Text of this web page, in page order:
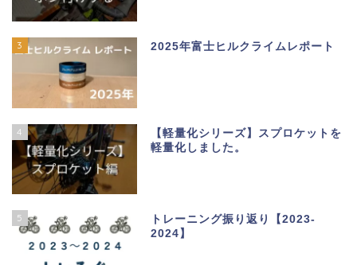
3 2025年富士ヒルクライムレポート
4
【軽量化シリーズ】スプロケットを
軽量化しました。
5
トレーニング振り返り【2023-
2024】